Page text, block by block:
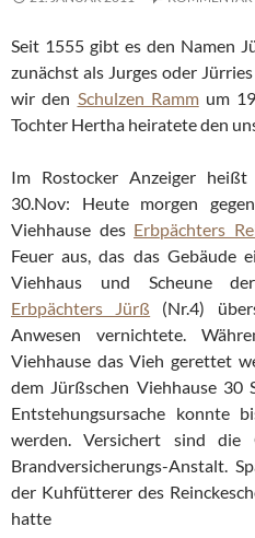
Seit 1555 gibt es den Namen
zunächst als Jurges oder
wir den Schulzen Rammum
Tochter Hertha heiratete den
Im Rostocker Anzeiger
30.Nov: Heute morgen
Viehhause des Erbpächters
Feuer aus, das das Gebäude
Viehhaus und Scheune
Erbpächters Jürß (Nr.4)
Anwesen vernichtete.
Viehhause das Vieh gerettet
dem Jürßschen Viehhause 30
Entstehungsursache
werden. Versichert sind die
Brandversicherungs-Anstalt.
der Kuhfütterer des
hatte